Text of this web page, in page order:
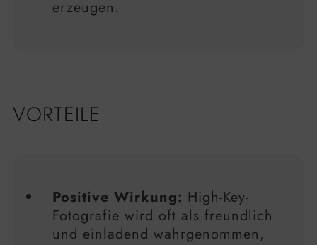
erzeugen.
VORTEILE
Positive Wirkung: High-Key-
Fotografie wird oft als freundlich
und einladend wahrgenommen,